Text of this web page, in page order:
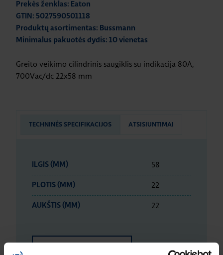
Prekės ženklas: Eaton
GTIN: 5027590501118
Produktų asortimentas: Bussmann
Minimalus pakuotės dydis: 10 vienetas
Greito veikimo cilindrinis saugiklis su indikacija 80A,
700Vac/dc 22x58 mm
TECHNINĖS SPECIFIKACIJOS ATSISIUNTIMAI
ILGIS (MM) 58
PLOTIS (MM) 22
AUKŠTIS (MM) 22